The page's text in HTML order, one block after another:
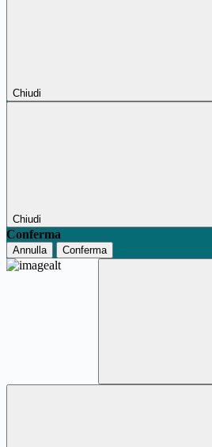
Chiudi
Chiudi
Conferma
Annulla Conferma